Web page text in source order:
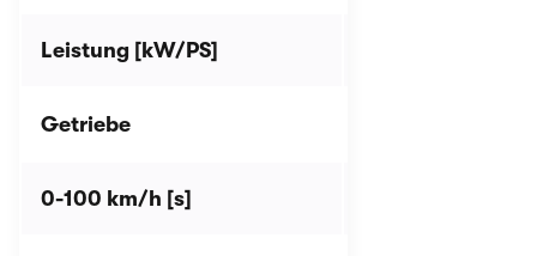
Leistung [kW/PS]
Getriebe
0-100 km/h [s]